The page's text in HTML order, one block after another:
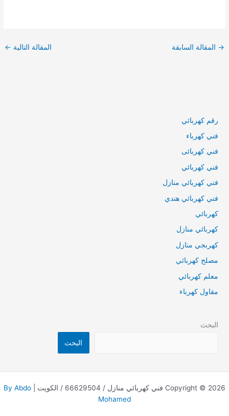
→ المقالة السابقة المقالة التالية ←
رقم كهربائي
فني كهرباء
فني كهربائى
فني كهربائي
فني كهربائي منازل
فني كهربائي هندي
كهربائي
كهربائي منازل
كهربجي منازل
مصلح كهربائي
معلم كهربائي
مقاول كهرباء
البحث
البحث
Copyright © 2026 فني كهربائي منازل / 66629504 / الكويت |
By Abdo
Mohamed